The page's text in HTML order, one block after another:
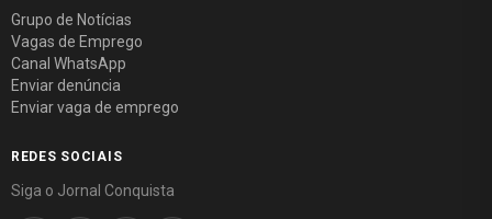
Grupo de Notícias
Vagas de Emprego
Canal WhatsApp
Enviar denúncia
Enviar vaga de emprego
REDES SOCIAIS
Siga o Jornal Conquista